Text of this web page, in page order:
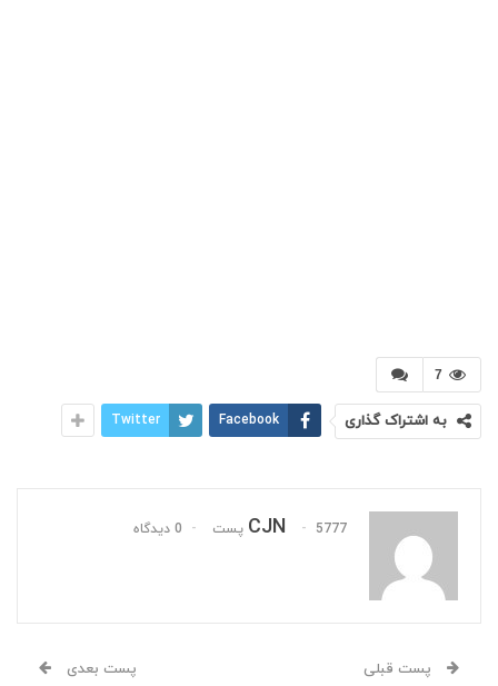
7
به اشتراک گذاری Facebook
Twitter
CJN 5777 پست 0 دیدگاه
پست قبلی پست بعدی